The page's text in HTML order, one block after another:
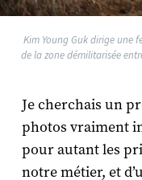
Kim Young Guk dirige une
de la zone démilitarisée
Je cherchais un
photos vraiment
pour autant les
notre métier, et